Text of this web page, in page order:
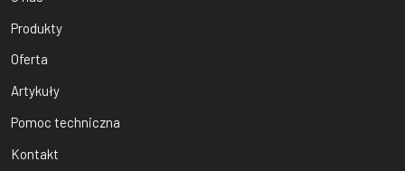
Produkty
Oferta
Artykuły
Pomoc techniczna
Kontakt